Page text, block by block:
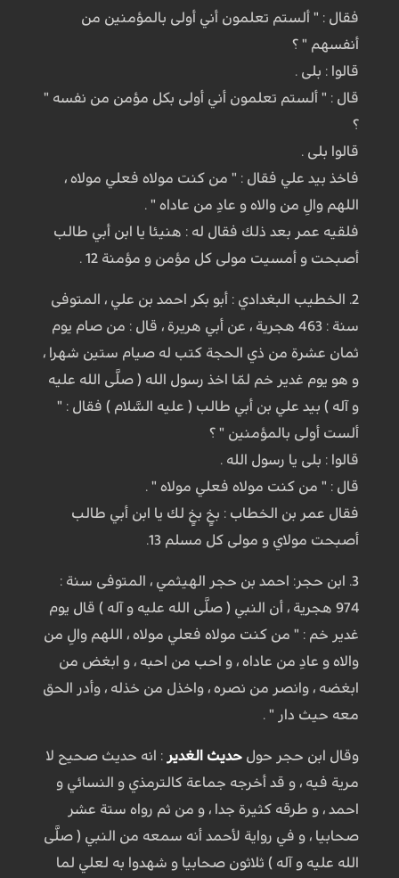
فقال : " ألستم تعلمون أني أولى بالمؤمنين من
أنفسهم " ؟
قالوا : بلى .
قال : " ألستم تعلمون أني أولى بكل مؤمن من نفسه "
؟
قالوا بلى .
فاخذ بيد علي فقال : " من كنت مولاه فعلي مولاه ،
اللهم والِ من والاه و عادِ من عاداه " .
فلقيه عمر بعد ذلك فقال له : هنيئا يا ابن أبي طالب
أصبحت و أمسيت مولى كل مؤمن و مؤمنة 12 .
2. الخطيب البغدادي : أبو بكر احمد بن علي ، المتوفى
سنة : 463 هجرية ، عن أبي هريرة ، قال : من صام يوم
ثمان عشرة من ذي الحجة كتب له صيام ستين شهرا ،
و هو يوم غدير خم لمّا اخذ رسول الله ( صلَّى الله عليه
و آله ) بيد علي بن أبي طالب ( عليه السَّلام ) فقال : "
ألست أولى بالمؤمنين " ؟
قالوا : بلى يا رسول الله .
قال : " من كنت مولاه فعلي مولاه " .
فقال عمر بن الخطاب : بخٍ بخٍ لك يا ابن أبي طالب
أصبحت مولاي و مولى كل مسلم 13.
3. ابن حجر: احمد بن حجر الهيثمي ، المتوفى سنة :
974 هجرية ، أن النبي ( صلَّى الله عليه و آله ) قال يوم
غدير خم : " من كنت مولاه فعلي مولاه ، اللهم والِ من
والاه و عادِ من عاداه ، و احب من احبه ، و ابغض من
ابغضه ، وانصر من نصره ، واخذل من خذله ، وأدر الحق
معه حيث دار " .
وقال ابن حجر حول حديث الغدير : انه حديث صحيح لا
مرية فيه ، و قد أخرجه جماعة كالترمذي و النسائي و
احمد ، و طرقه كثيرة جدا ، و من ثم رواه ستة عشر
صحابيا ، و في رواية لأحمد أنه سمعه من النبي ( صلَّى
الله عليه و آله ) ثلاثون صحابيا و شهدوا به لعلي لما